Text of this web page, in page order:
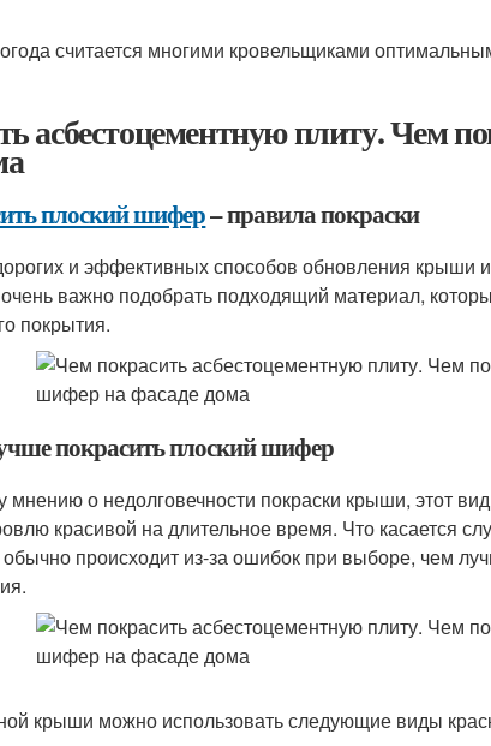
считается многими кровельщиками
асбестоцементную плиту. Чем
плоский шифер– правила покраски
и эффективных способов обновления крыши
очень важно подобрать подходящий материал,
покрытия.
покрасить плоский шифер
о недолговечности покраски крыши, этот
красивой на длительное время. Что касается
происходит из-за ошибок при выборе, чем
крыши можно использовать следующие виды